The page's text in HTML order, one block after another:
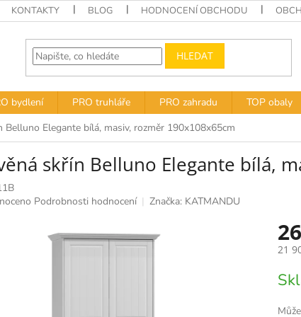
KONTAKTY BLOG HODNOCENÍ OBCHODU
HLEDAT
bydlení PRO truhláře PRO zahradu TOP obaly
Belluno Elegante bílá, masiv, rozměr 190x108x65cm
skřín Belluno Elegante bílá,
Podrobnosti hodnocení Značka: KATMANDU
21